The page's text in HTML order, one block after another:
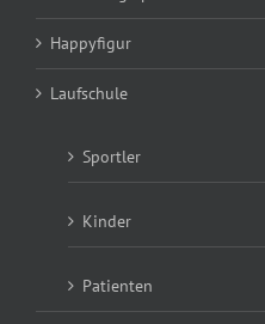
Happyfigur
Laufschule
Sportler
Kinder
Patienten